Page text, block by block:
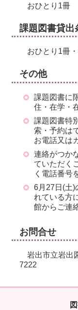
おひとり1冊
課題図書貸出
おひとり1冊
その他
課題図書に
住・在学・
課題図書特
索・予約は
お電話又は
連絡がつか
ていただく
く電話番号
6月27日(土)
れている方
館からご連
お問合せ
岩出市立岩
7222